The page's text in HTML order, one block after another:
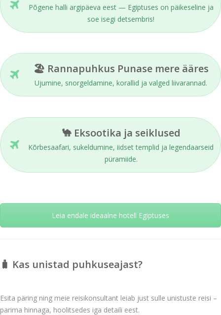
Põgene halli argipäeva eest — Egiptuses on päikeseline ja
soe isegi detsembris!
🏖 Rannapuhkus Punase mere ääres
Ujumine, snorgeldamine, korallid ja valged liivarannad.
🐪 Eksootika ja seiklused
Kõrbesaafari, sukeldumine, iidset templid ja legendaarseid
püramiide.
Leia endale ideaalne hotell Egiptuses
🧳 Kas unistad puhkuseajast?
Esita päring ning meie reisikonsultant leiab just sulle unistuste reisi –
parima hinnaga, hoolitsedes iga detaili eest.